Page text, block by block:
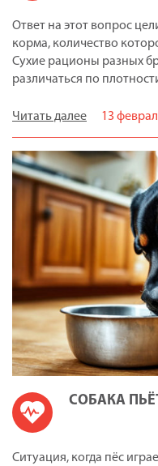
Ответ на этот вопрос
корма, количество
Сухие рационы разных
различаться по
Читать далее 13
СОБАКА
Ситуация, когда пёс